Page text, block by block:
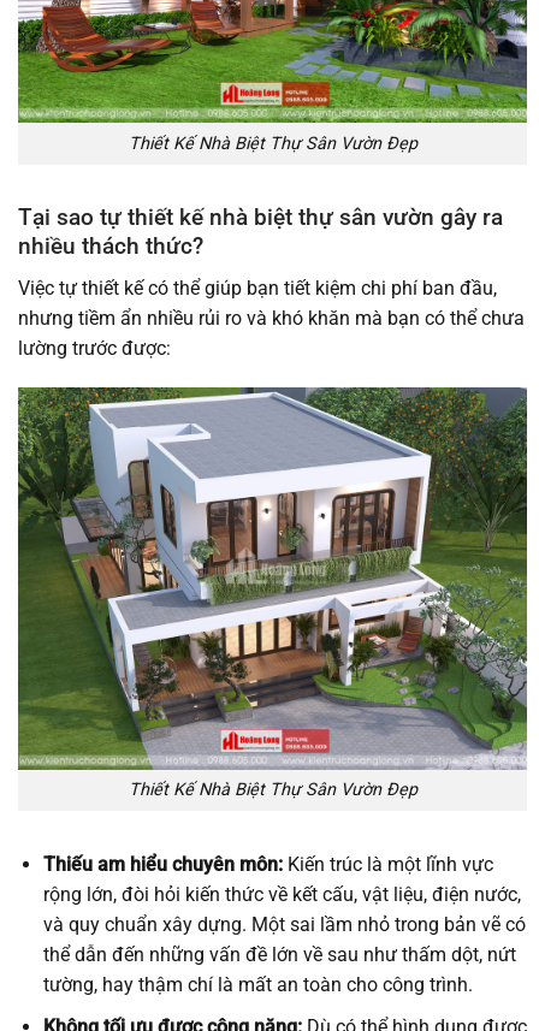
Thiết Kế Nhà Biệt Thự Sân Vườn Đẹp
Tại sao tự thiết kế nhà biệt thự sân vườn gây ra
nhiều thách thức?
Việc tự thiết kế có thể giúp bạn tiết kiệm chi phí ban đầu,
nhưng tiềm ẩn nhiều rủi ro và khó khăn mà bạn có thể chưa
lường trước được:
Thiết Kế Nhà Biệt Thự Sân Vườn Đẹp
Thiếu am hiểu chuyên môn:Kiến trúc là một lĩnh vực
rộng lớn, đòi hỏi kiến thức về kết cấu, vật liệu, điện nước,
và quy chuẩn xây dựng. Một sai lầm nhỏ trong bản vẽ có
thể dẫn đến những vấn đề lớn về sau như thấm dột, nứt
tường, hay thậm chí là mất an toàn cho công trình.
Không tối ưu được công năng:Dù có thể hình dung được